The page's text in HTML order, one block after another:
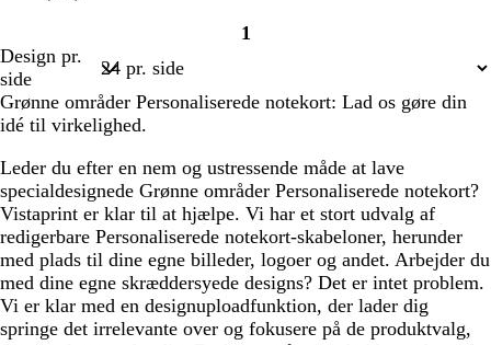
ø
g
å
b
å
Side
1
Design pr.
side
Grønne områder Personaliserede notekort: Lad os gøre din
idé til virkelighed.
Leder du efter en nem og ustressende måde at lave
specialdesignede Grønne områder Personaliserede notekort?
Vistaprint er klar til at hjælpe. Vi har et stort udvalg af
redigerbare Personaliserede notekort-skabeloner, herunder
med plads til dine egne billeder, logoer og andet. Arbejder du
med dine egne skræddersyede designs? Det er intet problem.
Vi er klar med en designuploadfunktion, der lader dig
springe det irrelevante over og fokusere på de produktvalg,